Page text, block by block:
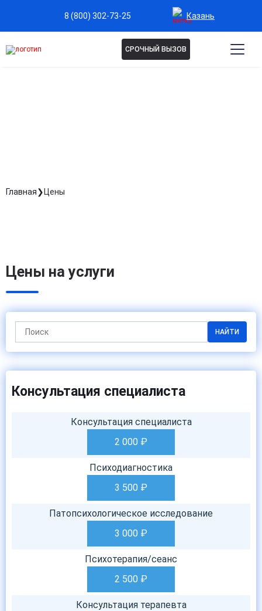
8 (800) 302-73-25 Казань
СРОЧНЫЙ ВЫЗОВ
Главная Цены
Цены на услуги
НАЙТИ
Консультация специалиста
Консультация специалиста
2 000 ₽
Психодиагностика
3 500 ₽
Патопсихологическое исследование
3 000 ₽
Психотерапия/сеанс
2 500 ₽
Консультация терапевта